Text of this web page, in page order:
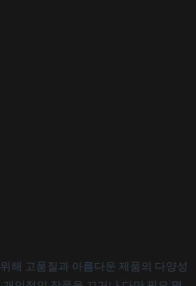
해 고품질과 아름다운 제품의 다양성